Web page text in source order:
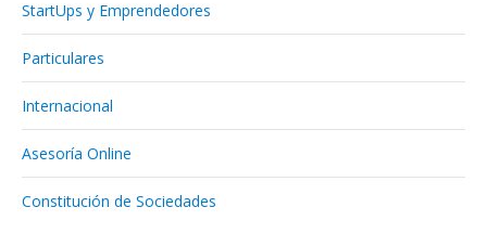
StartUps y Emprendedores
Particulares
Internacional
Asesoría Online
Constitución de Sociedades